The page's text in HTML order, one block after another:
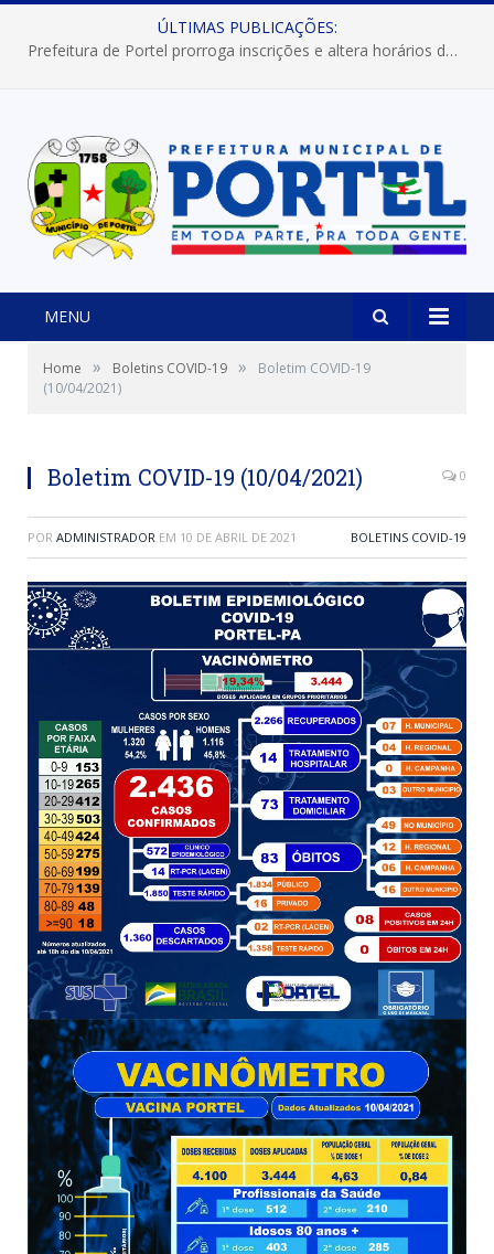
ÚLTIMAS PUBLICAÇÕES:
Prefeitura de Portel prorroga inscrições e altera horários dos concursos “Musa” e “Miss Mix Verão 2026”
MENU
Home » Boletins COVID-19 »
Boletim COVID-19
(10/04/2021)
Boletim COVID-19 (10/04/2021) 0
POR ADMINISTRADOR EM 10 DE ABRIL DE 2021 BOLETINS COVID-19